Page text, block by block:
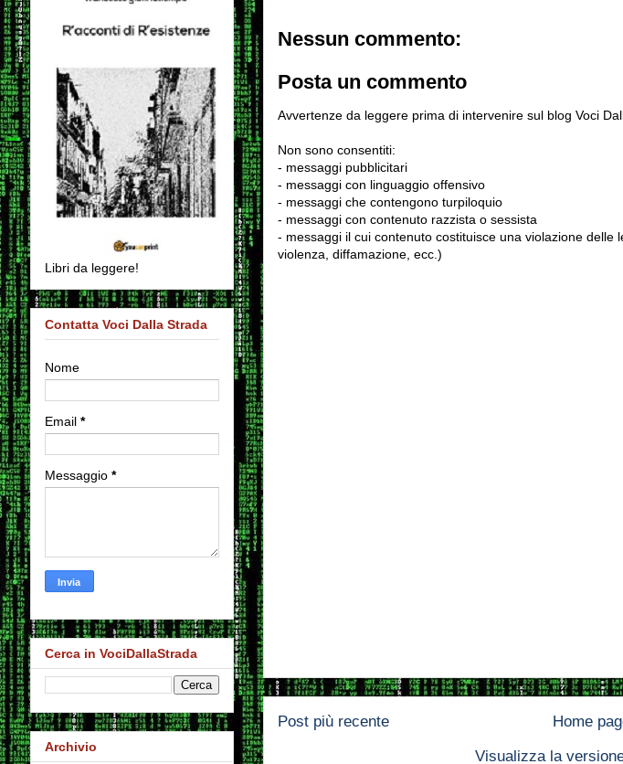
Nessun commento:
Posta un commento
Avvertenze da leggere prima di intervenire sul blog Voci
Non sono consentiti:
- messaggi pubblicitari
- messaggi con linguaggio offensivo
- messaggi che contengono turpiloquio
- messaggi con contenuto razzista o sessista
- messaggi il cui contenuto costituisce una violazione delle
violenza, diffamazione, ecc.)
Post più recente
Home
Visualizza la
Libri da leggere!
Contatta Voci Dalla Strada
Nome
Email *
Messaggio *
Cerca in VociDallaStrada
Archivio